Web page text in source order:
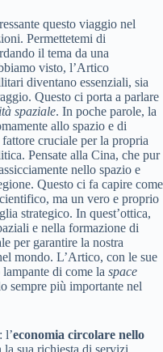
questo viaggio nel
Permettetemi di
il tema da una
visto, l’Artico
diventano essenziali, sia
Questo ci porta a parlare
spaziale. In poche parole, la
allo spazio e di
cruciale per la propria
Pensate alla Cina, che pur
nello spazio e
Questo ci fa capire come
ma un vero e proprio
strategico. In quest’ottica,
e nella formazione di
per garantire la nostra
mondo. L’Artico, con le sue
di come la space
sempre più importante nel
l’economia circolare nello
sua richiesta di servizi